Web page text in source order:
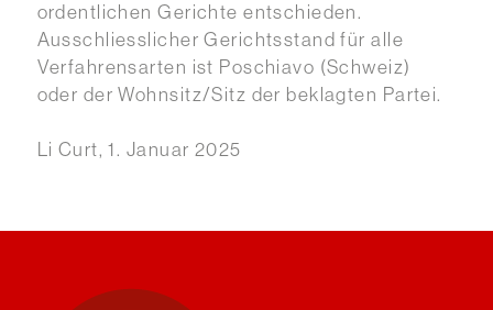
ordentlichen Gerichte entschieden.
Ausschliesslicher Gerichtsstand für alle
Verfahrensarten ist Poschiavo (Schweiz)
oder der Wohnsitz/Sitz der beklagten Partei.
Li Curt, 1. Januar 2025